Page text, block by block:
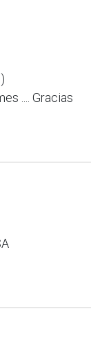
.... Gracias